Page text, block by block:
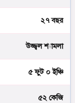
২৭ বছর
উজ্জ্বল শ্যামলা
৫ ফুট ০ ইঞ্চি
৫২ কেজি